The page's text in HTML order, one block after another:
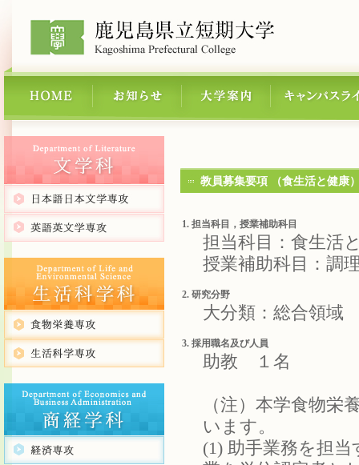
教員募集要項 （食生活と健康
1. 担当科目，授業補助科目
担当科目：食生活
授業補助科目：調
2. 研究分野
大分類：総合領
3. 採用職名及び人員
助教 １名
（注）本学食物
います。
(1) 助手業務を担